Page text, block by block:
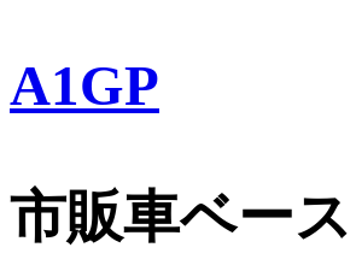
A1GP
市販車ベース